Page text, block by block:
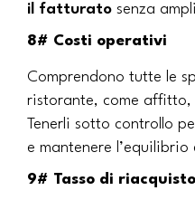
il fatturato senza
8# Costi operativi
Comprendono tutte le
ristorante, come affitto,
Tenerli sotto controllo
e mantenere
9# Tasso di